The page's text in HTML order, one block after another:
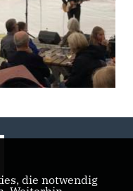
die notwendig